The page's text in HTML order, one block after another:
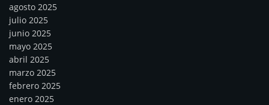
agosto 2025
julio 2025
junio 2025
mayo 2025
abril 2025
marzo 2025
febrero 2025
enero 2025